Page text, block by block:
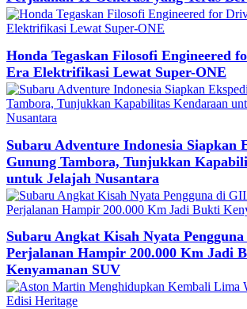
Honda Tegaskan Filosofi Engineered
Era Elektrifikasi Lewat Super-ONE
Subaru Adventure Indonesia Siapkan
Gunung Tambora, Tunjukkan
untuk Jelajah Nusantara
Subaru Angkat Kisah Nyata
Perjalanan Hampir 200.000 Km Jadi
Kenyamanan SUV